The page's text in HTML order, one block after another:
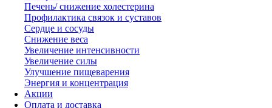
Печень/ снижение холестерина
Профилактика связок и суставов
Сердце и сосуды
Снижение веса
Увеличение интенсивности
Увеличение силы
Улучшение пищеварения
Энергия и концентрация
Акции
Оплата и доставка